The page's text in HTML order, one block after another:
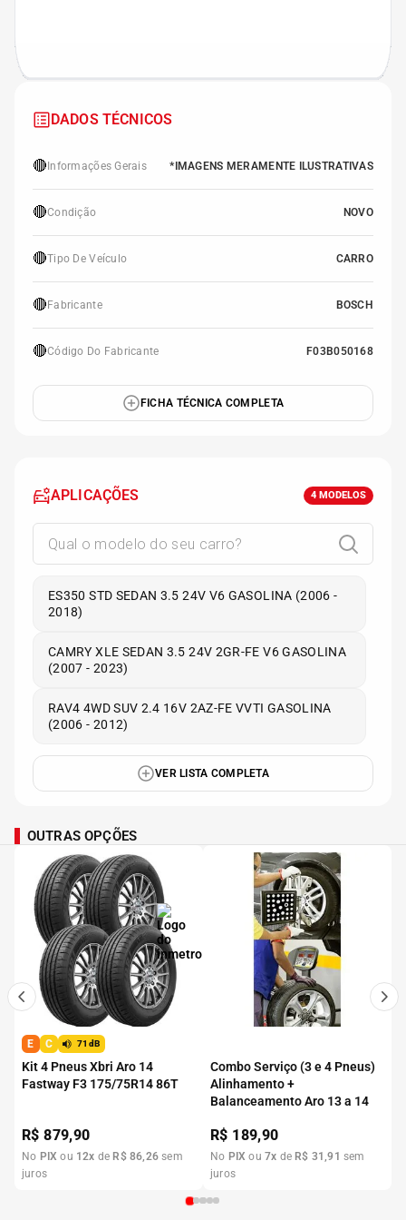
DADOS TÉCNICOS
🔴 Informações Gerais *IMAGENS MERAMENTE ILUSTRATIVAS
🔴Condição NOVO
🔴Tipo De Veículo CARRO
🔴 Fabricante BOSCH
🔴Código Do Fabricante F03B050168
FICHA TÉCNICA COMPLETA
APLICAÇÕES 4 MODELOS
ES350 STD SEDAN 3.5 24V V6 GASOLINA (2006 -
2018)
CAMRY XLE SEDAN 3.5 24V 2GR-FE V6 GASOLINA
(2007 - 2023)
RAV4 4WD SUV 2.4 16V 2AZ-FE VVTI GASOLINA
(2006 - 2012)
VER LISTA COMPLETA
OUTRAS OPÇÕES
E C 71dB
Kit 4 Pneus Xbri Aro 14
Fastway F3 175/75R14 86T
R$879,90
No PIX ou 12x de R$ 86,26 sem
juros
Combo Serviço (3 e 4 Pneus)
Alinhamento +
Balanceamento Aro 13 a 14
R$ 189,90
No PIX ou7x de R$ 31 ,91 sem
juros